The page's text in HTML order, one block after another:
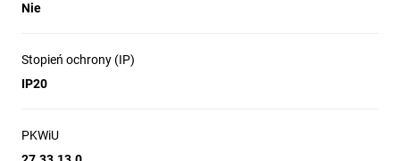
Nie
Stopień ochrony (IP)
IP20
PKWiU